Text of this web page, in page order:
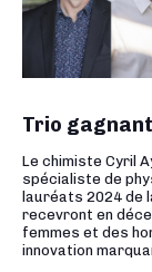
Trio
Le chimiste Cyril
spécialiste de
lauréats 2024 de
recevront en
femmes et des
innovation